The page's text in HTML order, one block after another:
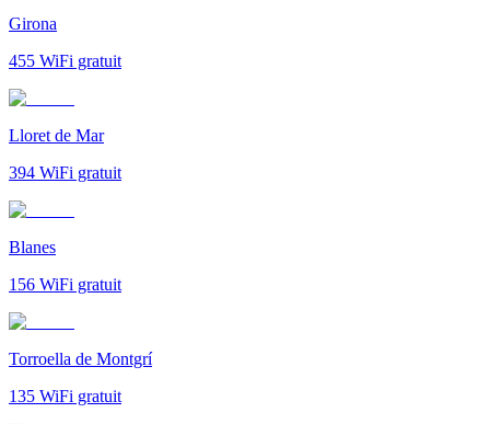
Girona
455 WiFi gratuit
Lloret de Mar
394 WiFi gratuit
Blanes
156 WiFi gratuit
Torroella de Montgrí
135 WiFi gratuit